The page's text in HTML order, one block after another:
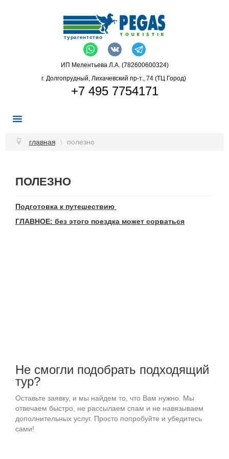
ИП Мелентьева Л.А. (782600600324)
г. Долгопрудный, Лихачевский пр-т., 74 (ТЦ Город)
+7 495 7754171
Страны
Туры По России
Бронирование Отелей
Календарь Туров
главная \ полезно
ПОЛЕЗНО
Подготовка к путешествию
ГЛАВНОЕ: без этого поездка может сорваться
Не смогли подобрать подходящий
тур?
Оставьте заявку, и мы найдем то, что Вам нужно. Мы
отвечаем быстро, не рассылаем спам и не навязываем
дополнительных услуг. Просто попробуйте и убедитесь
сами!